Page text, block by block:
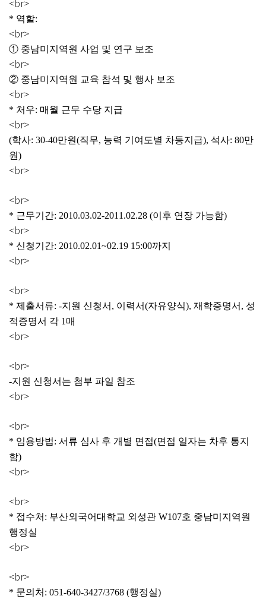
<br>
* 역할:
<br>
① 중남미지역원 사업 및 연구 보조
<br>
② 중남미지역원 교육 참석 및 행사 보조
<br>
* 처우: 매월 근무 수당 지급
<br>
(학사: 30-40만원(직무, 능력 기여도별 차등지급), 석사: 80만
원)
<br>
<br>
* 근무기간: 2010.03.02-2011.02.28 (이후 연장 가능함)
<br>
* 신청기간: 2010.02.01~02.19 15:00까지
<br>
<br>
* 제출서류: -지원 신청서, 이력서(자유양식), 재학증명서, 성
적증명서 각 1매
<br>
<br>
-지원 신청서는 첨부 파일 참조
<br>
<br>
* 임용방법: 서류 심사 후 개별 면접(면접 일자는 차후 통지
함)
<br>
<br>
* 접수처: 부산외국어대학교 외성관 W107호 중남미지역원
행정실
<br>
<br>
* 문의처: 051-640-3427/3768 (행정실)